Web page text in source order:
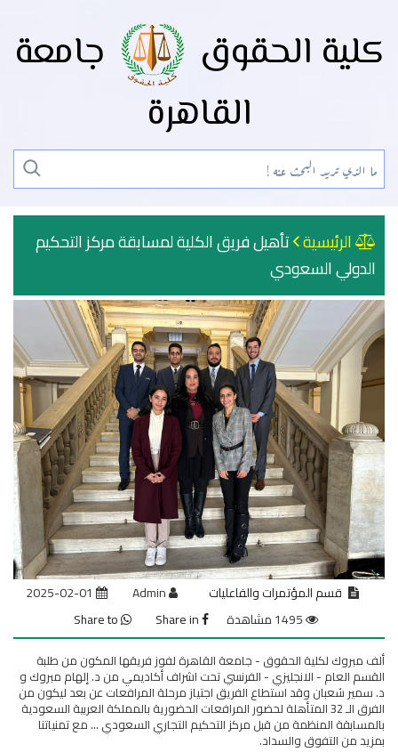
كلية الحقوق
جامعة
القاهرة
الرئيسية تأهيل فريق الكلية لمسابقة مركز التحكيم
الدولي السعودي
قسم المؤتمرات والفاعليات
ألف مبروك لكلية الحقوق - جامعة القاهرة لفوز فريقها المكون من طلبة
القسم العام - الانجليزي - الفرنسي تحت اشراف أكاديمي من د. إلهام مبروك و
د. سمير شعبان وقد استطاع الفريق اجتياز مرحلة المرافعات عن بعد ليكون من
الفرق الـ 32 المتأهلة لحضور المرافعات الحضورية بالمملكة العربية السعودية
بالمسابقة المنظمة من قبل مركز التحكيم التجاري السعودي ... مع تمنياتنا
بمزيد من التفوق والسداد.